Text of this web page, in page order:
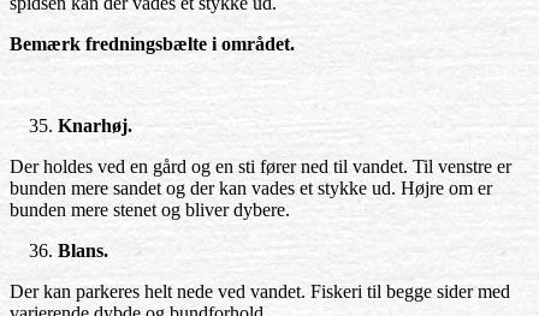
Bemærk fredningsbælte i området.
Knarhøj.
Der holdes ved en gård og en sti fører ned til vandet. Til venstre er
bunden mere sandet og der kan vades et stykke ud. Højre om er
bunden mere stenet og bliver dybere.
Blans.
Der kan parkeres helt nede ved vandet. Fiskeri til begge sider med